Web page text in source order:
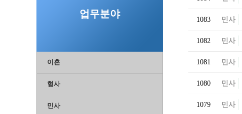
업무분야
이혼
형사
민사
1083 민사
1082 민사
1081 민사
1080 민사
1079 민사